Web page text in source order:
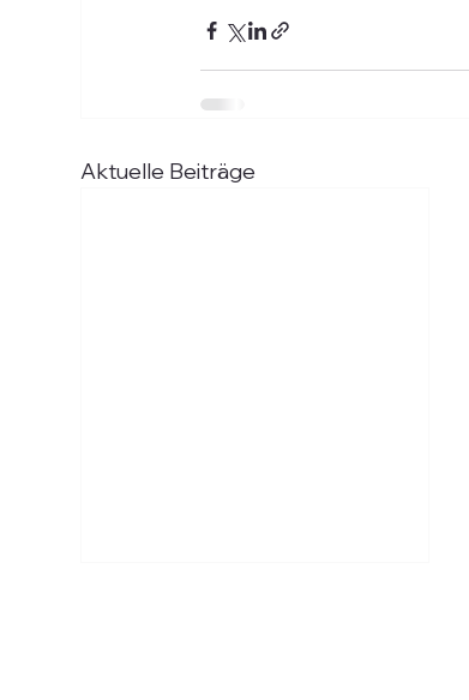
Aktuelle Beiträge